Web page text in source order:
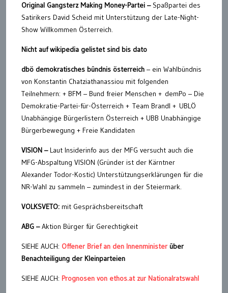
Original Gangsterz Making Money-Partei –Spaßpartei des
Satirikers David Scheid mit Unterstützung der Late-Night-
Show Willkommen Österreich.
Nicht auf wikipedia gelistet sind bis dato
dbö demokratisches bündnis österreich – ein Wahlbündnis
von Konstantin Chatziathanassiou mit folgenden
Teilnehmern: + BFM – Bund freier Menschen + demPo – Die
Demokratie-Partei-für-Österreich + Team Brandl + UBLÖ
Unabhängige Bürgerlistern Österreich + UBB Unabhängige
Bürgerbewegung + Freie Kandidaten
VISION –Laut Insiderinfo aus der MFG versucht auch die
MFG-Abspaltung VISION (Gründer ist der Kärntner
Alexander Todor-Kostic) Unterstützungserklärungen für die
NR-Wahl zu sammeln – zumindest in der Steiermark.
VOLKSVETO: mit Gesprächsbereitschaft
ABG –Aktion Bürger für Gerechtigkeit
SIEHE AUCH: Offener Brief an den Innenminister über
Benachteiligung der Kleinparteien
SIEHE AUCH: Prognosen von ethos.at zur Nationalratswahl